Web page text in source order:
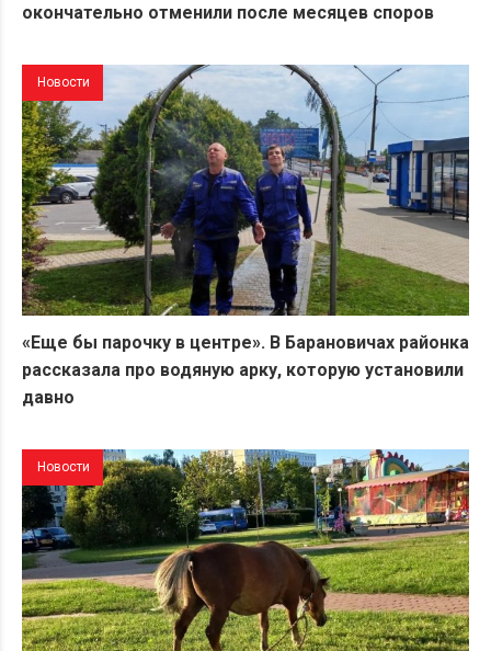
окончательно отменили после месяцев споров
Новости
«Еще бы парочку в центре». В Барановичах районка
рассказала про водяную арку, которую установили
давно
Новости